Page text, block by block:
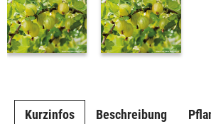
Kurzinfos Beschreibung